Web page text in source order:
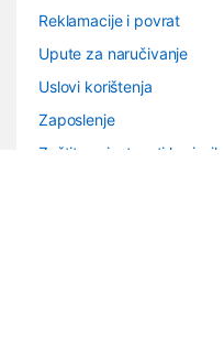
Reklamacije i povrat
Upute za naručivanje
Uslovi korištenja
Zaposlenje
Zaštita privatnosti korisnika